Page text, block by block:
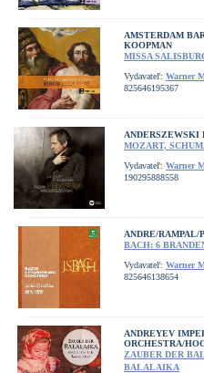
AMSTERDAM
KOOPMAN
MISSA
Vydavateľ: Warner
825646195367
ANDERSZEWSKI
MOZART,
Vydavateľ: Warner
190295888558
ANDRE/RAMPAL/
BACH: 6
Vydavateľ: Warner
825646138654
ANDREYEV
ORCHESTRA/
ZAUBER DER
BALALAIKA